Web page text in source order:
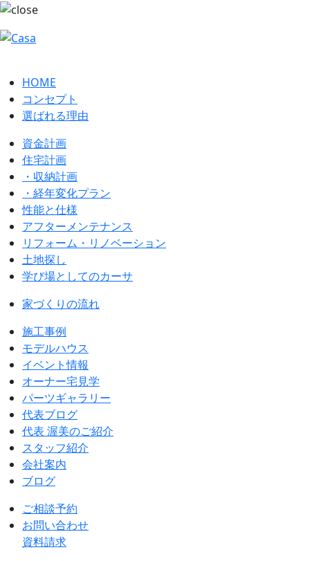
HOME
コンセプト
選ばれる理由
資金計画
住宅計画
・収納計画
・経年変化プラン
性能と仕様
アフターメンテナンス
リフォーム・リノベーション
土地探し
学び場としてのカーサ
家づくりの流れ
施工事例
モデルハウス
イベント情報
オーナー宅見学
パーツギャラリー
代表ブログ
代表 渥美のご紹介
スタッフ紹介
会社案内
ブログ
ご相談予約
お問い合わせ
資料請求